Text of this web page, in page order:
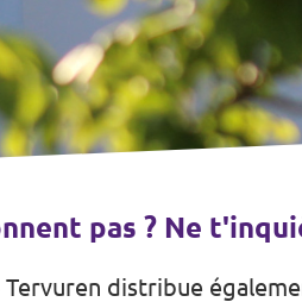
pas ? Ne
Tervuren distribue